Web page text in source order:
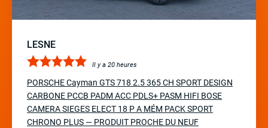
LESNE
Il y a 20 heures
PORSCHE Cayman GTS 718 2.5 365 CH SPORT DESIGN
CARBONE PCCB PADM ACC PDLS+ PASM HIFI BOSE
CAMERA SIEGES ELECT 18 P A MÉM PACK SPORT
CHRONO PLUS — PRODUIT PROCHE DU NEUF